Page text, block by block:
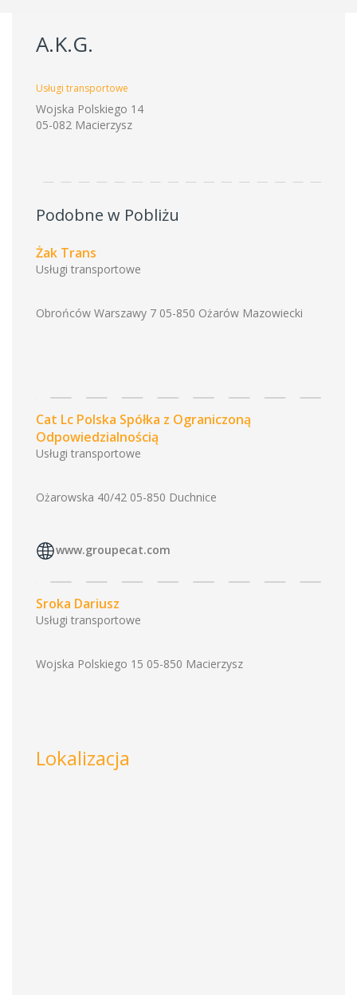
A.K.G.
Usługi transportowe
Wojska Polskiego 14
05-082 Macierzysz
Podobne w Pobliżu
Żak Trans
Usługi transportowe
Obrońców Warszawy 7 05-850 Ożarów Mazowiecki
Cat Lc Polska Spółka z Ograniczoną
Odpowiedzialnością
Usługi transportowe
Ożarowska 40/42 05-850 Duchnice
www.groupecat.com
Sroka Dariusz
Usługi transportowe
Wojska Polskiego 15 05-850 Macierzysz
Lokalizacja